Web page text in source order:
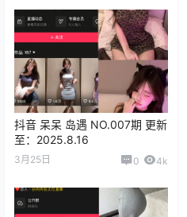
抖音 呆呆 岛遇 NO.007期 更新
至：2025.8.16
3月25日 0 4k